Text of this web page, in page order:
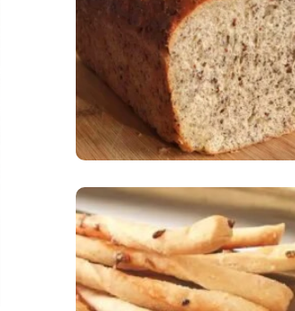
Comer Bem: Pão Low
Carb
Comer Bem:
Palitinhos De Cebola
E Salsa